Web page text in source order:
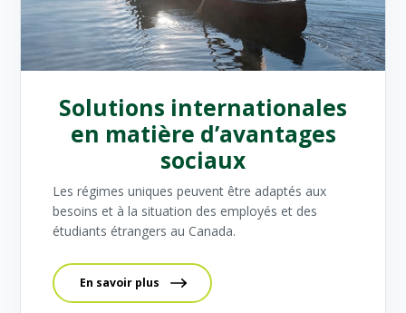
Solutions internationales
en matière d’avantages
sociaux
Les régimes uniques peuvent être adaptés aux
besoins et à la situation des employés et des
étudiants étrangers au Canada.
En savoir plus